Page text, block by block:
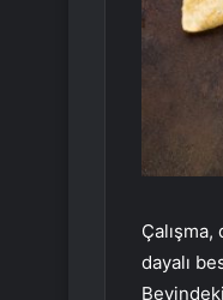
dayalı